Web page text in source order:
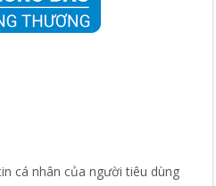
cá nhân của người tiêu dùng